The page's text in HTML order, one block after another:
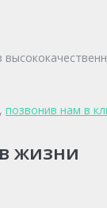
позвонив нам в
жизни